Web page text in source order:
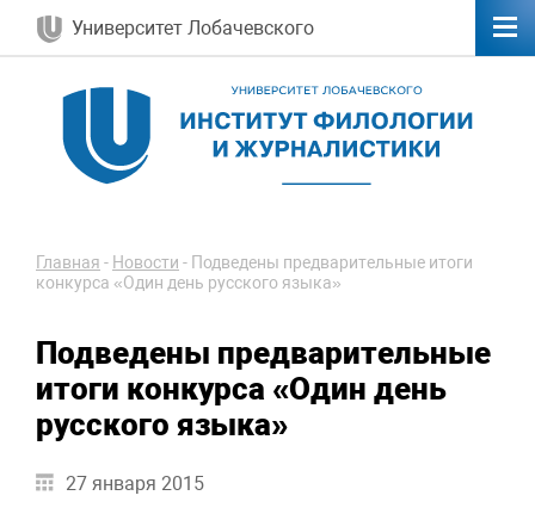
Университет Лобачевского
Главная - Новости - Подведены предварительные итоги
конкурса «Один день русского языка»
Подведены предварительные
итоги конкурса «Один день
русского языка»
27 января 2015